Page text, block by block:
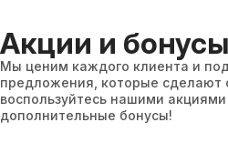
Акции и бонусы
Мы ценим каждого клиента и
предложения, которые сделают
воспользуйтесь нашими
дополнительные бонусы!